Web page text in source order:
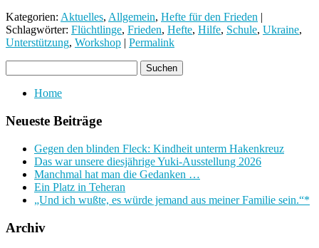
Kategorien: Aktuelles, Allgemein, Hefte für den Frieden
Schlagwörter: Flüchtlinge, Frieden, Hefte, Hilfe, Schule, Ukraine,
Unterstützung, Workshop Permalink
Home
Neueste Beiträge
Gegen den blinden Fleck: Kindheit unterm Hakenkreuz
Das war unsere diesjährige Yuki-Ausstellung 2026
Manchmal hat man die Gedanken …
Ein Platz in Teheran
„Und ich wußte, es würde jemand aus meiner Familie sein.“*
Archiv